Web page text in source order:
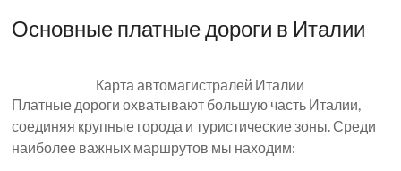
Основные платные дороги в Италии
Карта автомагистралей Италии
Платные дороги охватывают большую часть Италии,
соединяя крупные города и туристические зоны. Среди
наиболее важных маршрутов мы находим: